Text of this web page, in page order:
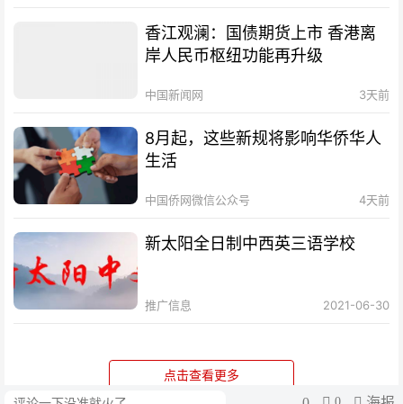
香江观澜：国债期货上市 香港离
岸人民币枢纽功能再升级
中国新闻网 3天前
8月起，这些新规将影响华侨华人
生活
中国侨网微信公众号 4天前
新太阳全日制中西英三语学校
推广信息 2021-06-30
产业链回流中国